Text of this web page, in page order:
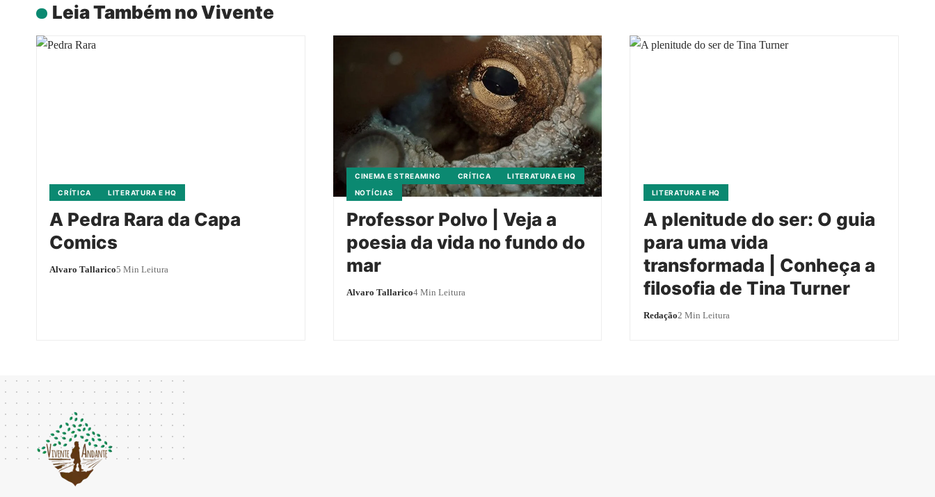
Leia Também no Vivente
CRÍTICA LITERATURA E HQ
A Pedra Rara da Capa
Comics
Alvaro Tallarico5 Min Leitura
CINEMA E STREAMING CRÍTICA
LITERATURA E HQ
NOTÍCIAS
Professor Polvo | Veja a
poesia da vida no fundo do
mar
Alvaro Tallarico4 Min Leitura
LITERATURA E HQ
A plenitude do ser: O guia
para uma vida
transformada | Conheça a
filosofia de Tina Turner
Redação2 Min Leitura